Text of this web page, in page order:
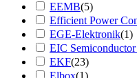
EEMB(5)
Efficient Power
EGE-Elektronik(1)
EIC
EKF(23)
Elbox(1)